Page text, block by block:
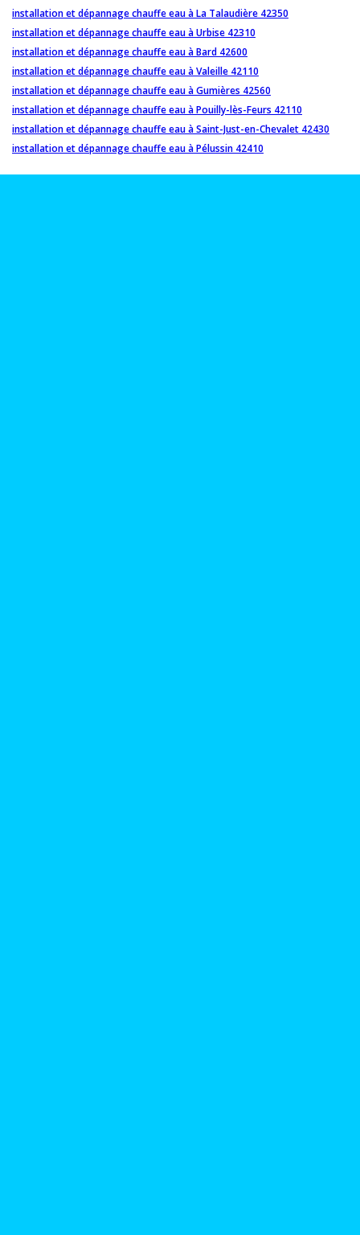
installation et dépannage chauffe eau à La Talaudière 42350
installation et dépannage chauffe eau à Urbise 42310
installation et dépannage chauffe eau à Bard 42600
installation et dépannage chauffe eau à Valeille 42110
installation et dépannage chauffe eau à Gumières 42560
installation et dépannage chauffe eau à Pouilly-lès-Feurs 42110
installation et dépannage chauffe eau à Saint-Just-en-Chevalet 42430
installation et dépannage chauffe eau à Pélussin 42410